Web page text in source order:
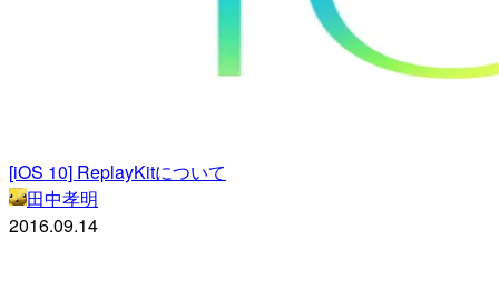
[iOS 10] ReplayKitについて
田中孝明
2016.09.14